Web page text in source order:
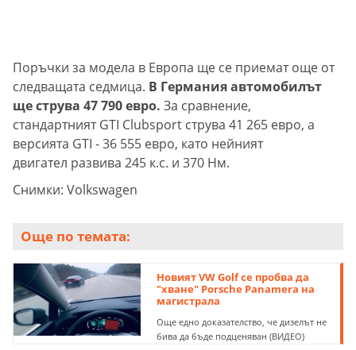
Поръчки за модела в Европа ще се приемат още от
следващата седмица. В Германия автомобилът
ще струва 47 790 евро. За сравнение,
стандартният GTI Clubsport струва 41 265 евро, а
версията GTI - 36 555 евро, като нейният
двигател развива 245 к.с. и 370 Нм.
Снимки: Volkswagen
Още по темата:
Новият VW Golf се пробва да
"хване" Porsche Panamera на
магистрала
Още едно доказателство, че дизелът не
бива да бъде подценяван (ВИДЕО)